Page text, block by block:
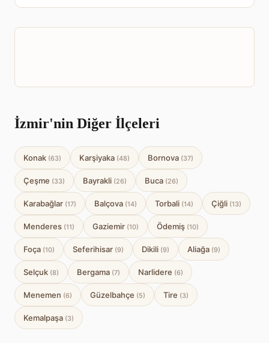
İzmir'nin Diğer İlçeleri
Konak (63) Karşiyaka (48) Bornova (37)
Çeşme (33) Bayrakli (26) Buca (26)
Karabağlar (17) Balçova (14) Torbali (14) Çiğli (13)
Menderes (11) Gaziemir (10) Ödemiş (10)
Foça (10) Seferihisar (9) Dikili (9) Aliağa (9)
Selçuk (8) Bergama (7) Narlidere (6)
Menemen (6) Güzelbahçe (5) Tire (3)
Kemalpaşa (3)